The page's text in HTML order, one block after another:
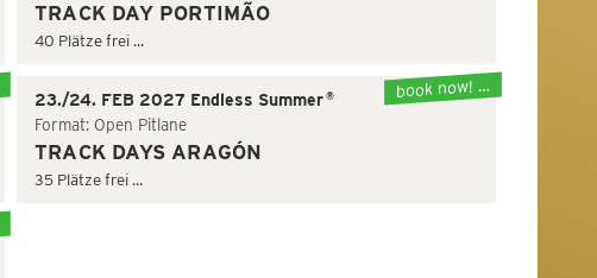
TRACK DAY PORTIMÃO
40 Plätze frei ...
book now! …
23./24. FEB 2027 Endless Summer ®
Format: Open Pitlane
TRACK DAYS ARAGÓN
35 Plätze frei ...